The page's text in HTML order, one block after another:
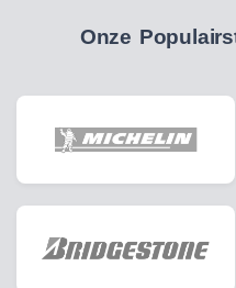
Onze